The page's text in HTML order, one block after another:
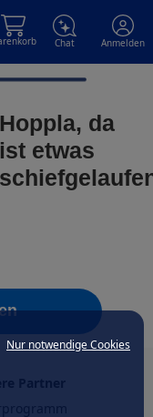
Nur notwendige Cookies
Chat Anmelden
Hoppla, da
ist etwas